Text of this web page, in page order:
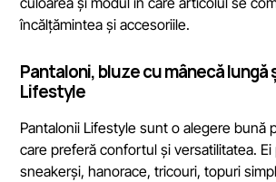
încălțămintea și accesoriile.
Pantaloni, bluze cu mânecă lungă
Lifestyle
Pantalonii Lifestyle sunt o alegere bună
care preferă confortul și versatilitatea.
sneakerși, hanorace, tricouri, topuri